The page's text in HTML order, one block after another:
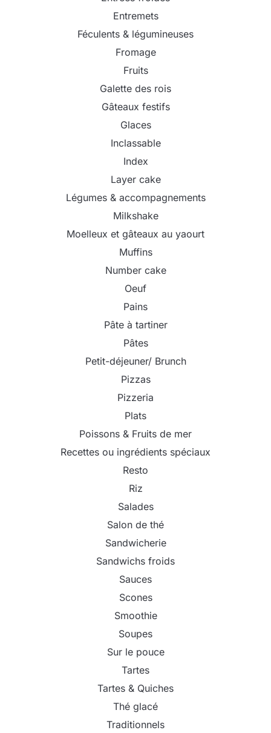
Entremets
Féculents & légumineuses
Fromage
Fruits
Galette des rois
Gâteaux festifs
Glaces
Inclassable
Index
Layer cake
Légumes & accompagnements
Milkshake
Moelleux et gâteaux au yaourt
Muffins
Number cake
Oeuf
Pains
Pâte à tartiner
Pâtes
Petit-déjeuner/ Brunch
Pizzas
Pizzeria
Plats
Poissons & Fruits de mer
Recettes ou ingrédients spéciaux
Resto
Riz
Salades
Salon de thé
Sandwicherie
Sandwichs froids
Sauces
Scones
Smoothie
Soupes
Sur le pouce
Tartes
Tartes & Quiches
Thé glacé
Traditionnels